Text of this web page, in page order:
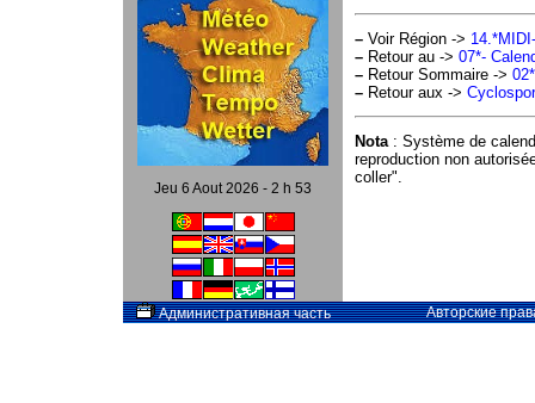
Jeu 6 Aout 2026 - 2 h 53
– Voir Région ->
– Retour au -> 07*-
– Retour Sommaire ->
– Retour aux ->
Nota: Système de
reproduction non
coller".
Административная часть Авторские